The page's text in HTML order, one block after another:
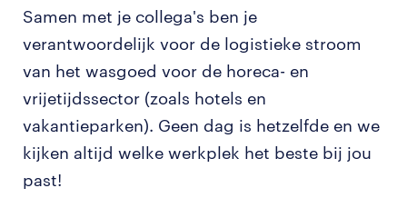
Samen met je collega's ben je
verantwoordelijk voor de logistieke stroom
van het wasgoed voor de horeca- en
vrijetijdssector (zoals hotels en
vakantieparken). Geen dag is hetzelfde en we
kijken altijd welke werkplek het beste bij jou
past!